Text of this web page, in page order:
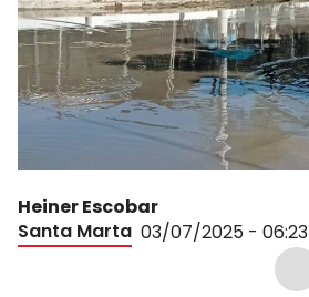
Heiner Escobar
Santa Marta 03/07/2025 - 06:23